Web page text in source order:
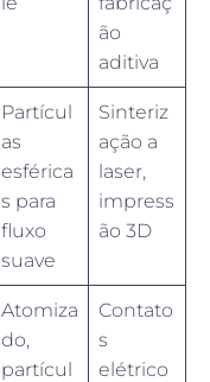
ão
aditiva
Partícul
as
esférica
s para
fluxo
suave
Sinteriz
ação a
laser,
impress
ão 3D
Atomiza
do,
partícul
Contato
s
elétrico